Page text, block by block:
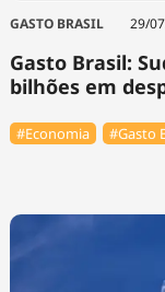
GASTO BRASIL 29/
Gasto Brasil:
bilhões em
#Economia #Gasto